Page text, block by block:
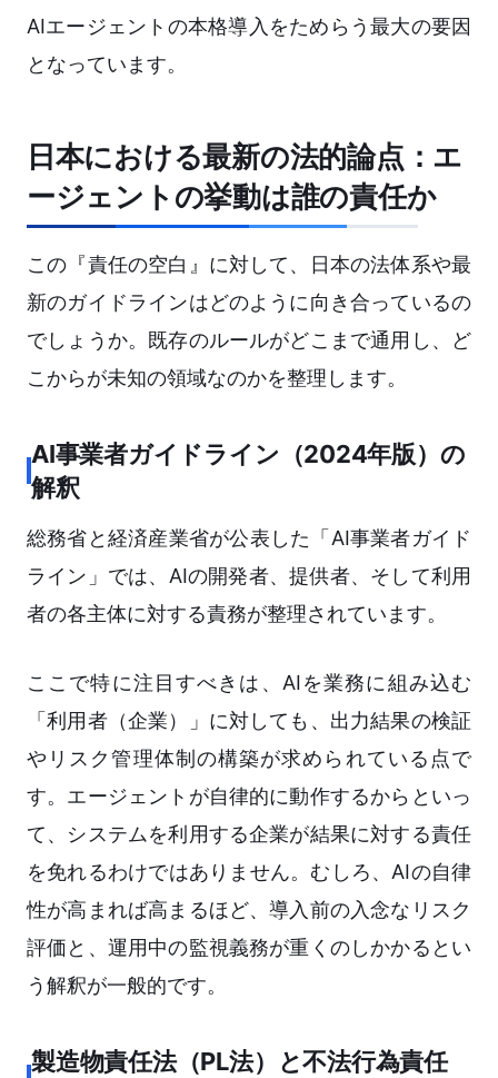
AIエージェントの本格導入をためらう最大の要因
となっています。
日本における最新の法的論点：エ
ージェントの挙動は誰の責任か
この『責任の空白』に対して、日本の法体系や最
新のガイドラインはどのように向き合っているの
でしょうか。既存のルールがどこまで通用し、ど
こからが未知の領域なのかを整理します。
AI事業者ガイドライン（2024年版）の
解釈
総務省と経済産業省が公表した「AI事業者ガイド
ライン」では、AIの開発者、提供者、そして利用
者の各主体に対する責務が整理されています。
ここで特に注目すべきは、AIを業務に組み込む
「利用者（企業）」に対しても、出力結果の検証
やリスク管理体制の構築が求められている点で
す。エージェントが自律的に動作するからといっ
て、システムを利用する企業が結果に対する責任
を免れるわけではありません。むしろ、AIの自律
性が高まれば高まるほど、導入前の入念なリスク
評価と、運用中の監視義務が重くのしかかるとい
う解釈が一般的です。
製造物責任法（PL法）と不法行為責任